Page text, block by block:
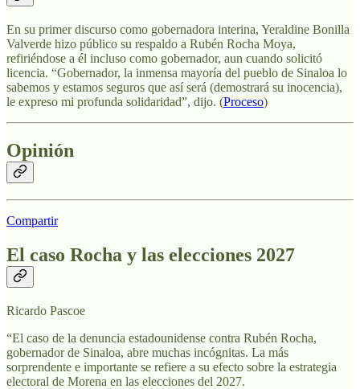
En su primer discurso como gobernadora interina, Yeraldine Bonilla
Valverde hizo público su respaldo a Rubén Rocha Moya,
refiriéndose a él incluso como gobernador, aun cuando solicitó
licencia. “Gobernador, la inmensa mayoría del pueblo de Sinaloa lo
sabemos y estamos seguros que así será (demostrará su inocencia),
le expreso mi profunda solidaridad”, dijo. (Proceso)
Opinión
Compartir
El caso Rocha y las elecciones 2027
Ricardo Pascoe
“El caso de la denuncia estadounidense contra Rubén Rocha,
gobernador de Sinaloa, abre muchas incógnitas. La más
sorprendente e importante se refiere a su efecto sobre la estrategia
electoral de Morena en las elecciones del 2027.